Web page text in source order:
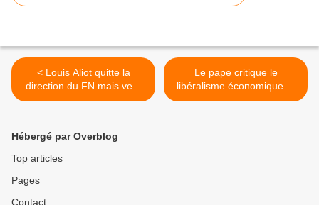
< Louis Aliot quitte la
direction du FN mais veut
garder le pouvoir !
Le pape critique le
libéralisme économique et
prône l' "intervention
Hébergé par Overblog
Top articles
Pages
Contact